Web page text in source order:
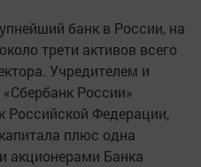
банк в России, на
трети активов всего
Учредителем и
России»
Российской Федерации,
плюс одна
акционерами Банка